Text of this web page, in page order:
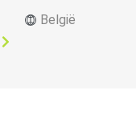
België